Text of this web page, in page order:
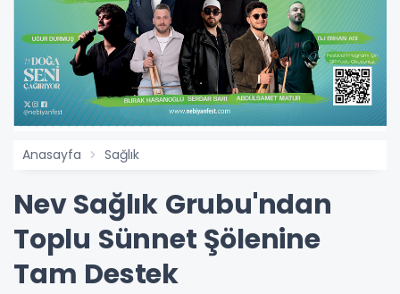
Anasayfa Sağlık
Nev Sağlık Grubu'ndan
Toplu Sünnet Şölenine
Tam Destek